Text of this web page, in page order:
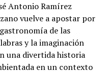
Antonio Ramírez
vuelve a apostar por
de las
y la imaginación
una divertida historia
en un contexto